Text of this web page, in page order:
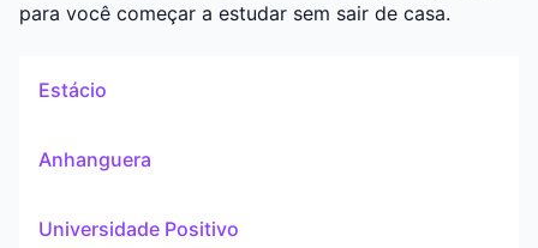
para você começar a estudar sem sair de casa.
Estácio
Anhanguera
Universidade Positivo